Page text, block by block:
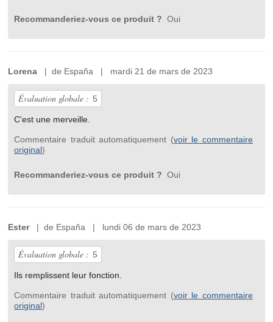
Recommanderiez-vous ce produit ? Oui
Lorena | de España | mardi 21 de mars de 2023
Évaluation globale : 5
C'est une merveille.
Commentaire traduit automatiquement (voir le commentaire
original)
Recommanderiez-vous ce produit ? Oui
Ester| de España | lundi 06 de mars de 2023
Évaluation globale : 5
Ils remplissent leur fonction.
Commentaire traduit automatiquement (voir le commentaire
original)